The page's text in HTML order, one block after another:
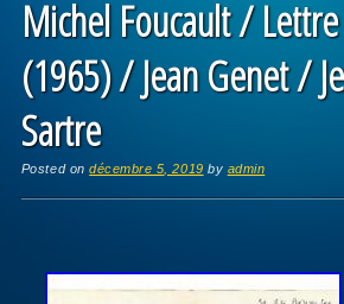
Michel Foucault /
(1965) / Jean Genet /
Sartre
Posted ondécembre 5, 2019 by admin